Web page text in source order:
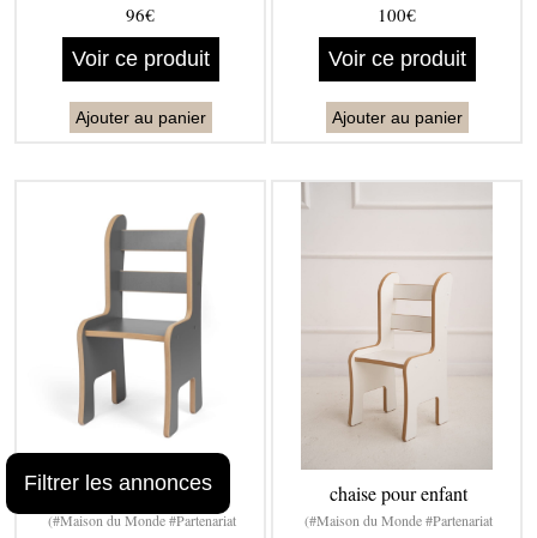
96€
Voir ce produit
Ajouter au panier
100€
Voir ce produit
Ajouter au panier
chaise pour enfant
(#Maison du Monde #Partenariat
chaise pour enfant
(#Maison du Monde #Partenariat
Filtrer les annonces